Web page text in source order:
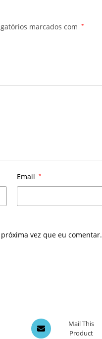
marcados com *
Email *
vez que eu comentar.
Opens
in
Mail This
Product